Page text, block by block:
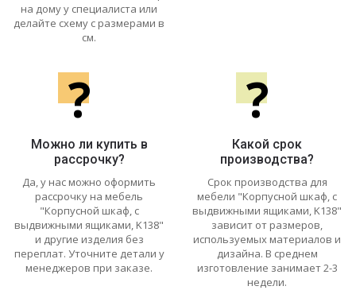
на дому у специалиста или
делайте схему с размерами в
см.
?
Можно ли купить в
рассрочку?
Да, у нас можно оформить
рассрочку на мебель
"Корпусной шкаф, с
выдвижными ящиками, K138"
и другие изделия без
переплат. Уточните детали у
менеджеров при заказе.
?
Какой срок
производства?
Срок производства для
мебели "Корпусной шкаф, с
выдвижными ящиками, K138"
зависит от размеров,
используемых материалов и
дизайна. В среднем
изготовление занимает 2-3
недели.